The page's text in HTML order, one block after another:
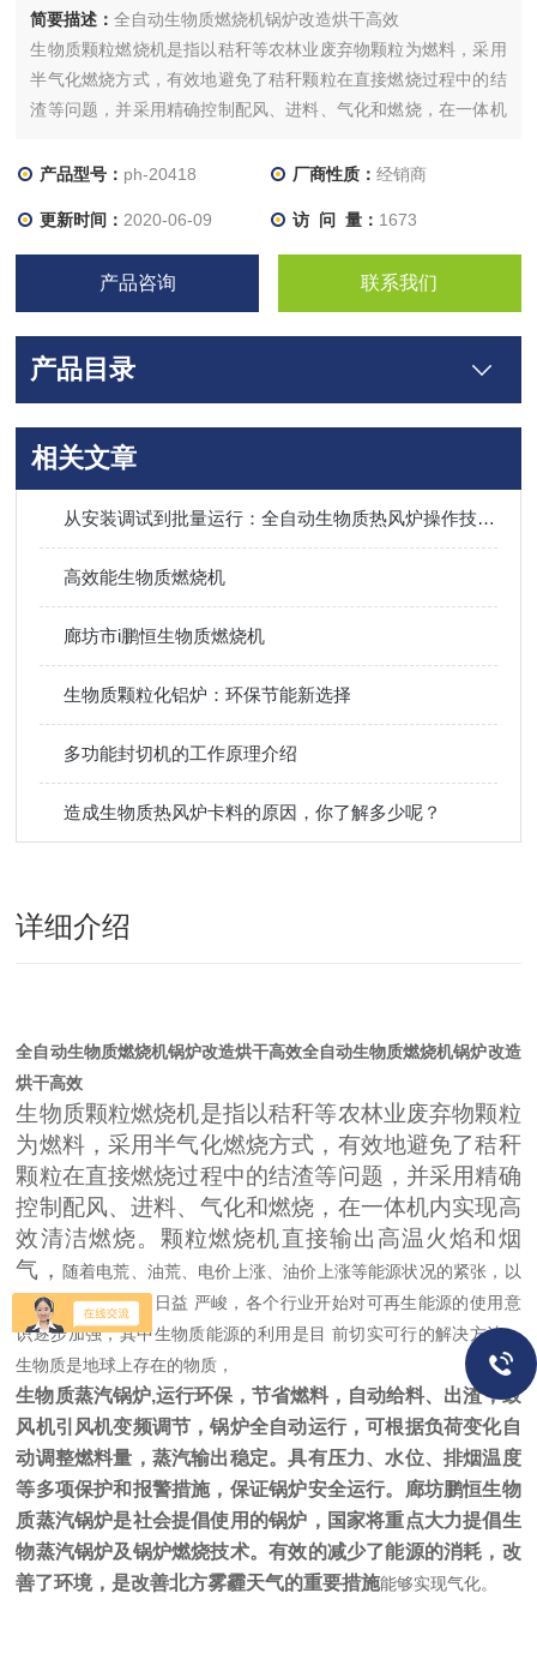
简要描述：全自动生物质燃烧机锅炉改造烘干高效
生物质颗粒燃烧机是指以秸秆等农林业废弃物颗粒为燃料，采用
半气化燃烧方式，有效地避免了秸秆颗粒在直接燃烧过程中的结
渣等问题，并采用精确控制配风、进料、气化和燃烧，在一体机
烧机启动前，清理炉桥积碳，清理炉底积碳，添加颗粒燃料，关
2、 打开使用设备电源，检查电路、水管是否正常，检查冷却
产品型号： ph-20418 厂商性质： 经销商
更新时间： 2020-06-09 访 问 量： 1673
产品咨询 联系我们
产品目录
相关文章
从安装调试到批量运行：全自动生物质热风炉操作技巧、烟气处理及长期稳定运行全攻略
高效能生物质燃烧机
廊坊市i鹏恒生物质燃烧机
生物质颗粒化铝炉：环保节能新选择
多功能封切机的工作原理介绍
造成生物质热风炉卡料的原因，你了解多少呢？
详细介绍
全自动生物质燃烧机锅炉改造烘干高效全自动生物质燃烧机锅炉改造
烘干高效
生物质颗粒燃烧机是指以秸秆等农林业废弃物颗粒
为燃料，采用半气化燃烧方式， 有效地避免了秸秆
颗粒在直接燃烧过程中的结渣等问题，并采用精确
控制配风、进料、气化和燃烧，在一体机内实现高
效清洁燃烧。颗粒燃烧机直接输出高温火焰和烟
气，
随着电荒、油荒、电价上涨、油价上涨等能源状况的紧张，以
及环境污染问题的日益 严峻，各个行业开始对可再生能源的使用意
识逐步加强，其中生物质能源的利用是目 前切实可行的解决方法。
生物质是地球上存在的物质，
生物质蒸汽锅炉,运行环保，节省燃料，自动给料、出渣，鼓
风机引风机变频调节，锅炉全自动运行，可根据负荷变化自
动调整燃料量，蒸汽输出稳定。具有压力、水位、排烟温度
等多项保护和报警措施，保证锅炉安全运行。 廊坊鹏恒生物
质蒸汽锅炉是社会提倡使用的锅炉，国家将重点大力提倡生
物蒸汽锅炉及锅炉燃烧技术。有效的减少了能源的消耗，改
善了环境，是改善北方雾霾天气的重要措施能够实现气化。